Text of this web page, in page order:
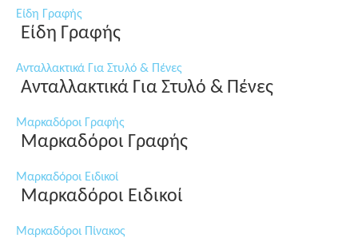
Είδη Γραφής
Είδη Γραφής
Ανταλλακτικά Για Στυλό & Πένες
Ανταλλακτικά Για Στυλό & Πένες
Μαρκαδόροι Γραφής
Μαρκαδόροι Γραφής
Μαρκαδόροι Ειδικοί
Μαρκαδόροι Ειδικοί
Μαρκαδόροι Πίνακος